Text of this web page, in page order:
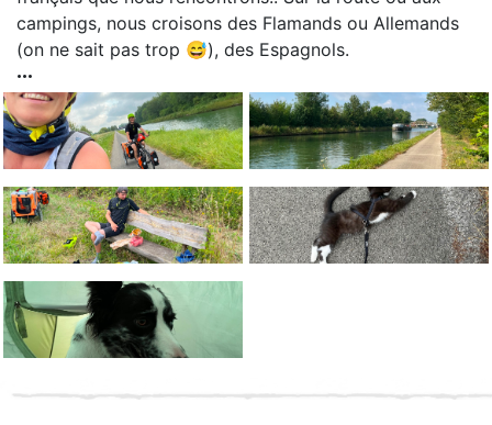
campings, nous croisons des Flamands ou Allemands
(on ne sait pas trop 😅), des Espagnols.